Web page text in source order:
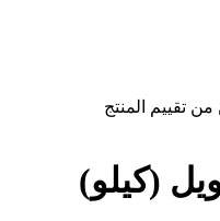
تقييم المنتج
(كيلو)